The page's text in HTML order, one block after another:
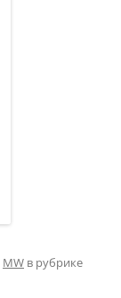
MW в рубрике